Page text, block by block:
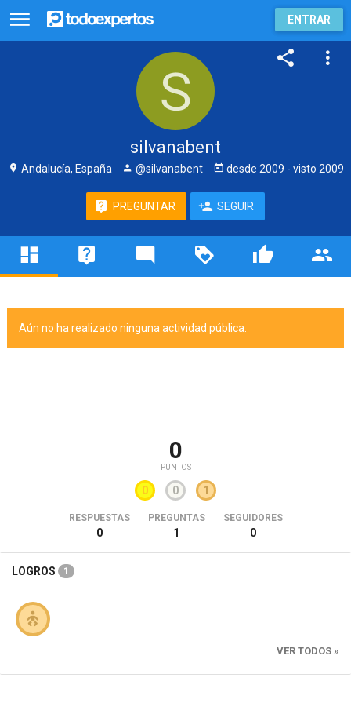
ENTRAR
silvanabent
Andalucía, España @silvanabent desde 2009 - visto 2009
PREGUNTAR SEGUIR
Aún no ha realizado ninguna actividad pública.
0
PUNTOS
0 0 1
RESPUESTAS
0
PREGUNTAS
1
SEGUIDORES
0
LOGROS 1
VER TODOS »